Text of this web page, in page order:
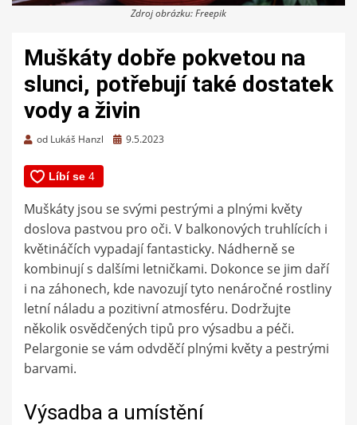
Zdroj obrázku: Freepik
Muškáty dobře pokvetou na
slunci, potřebují také dostatek
vody a živin
od Lukáš Hanzl
Zveřejněno
9.5.2023
Muškáty jsou se svými pestrými a plnými květy
doslova pastvou pro oči. V balkonových truhlících i
květináčích vypadají fantasticky. Nádherně se
kombinují s dalšími letničkami. Dokonce se jim daří
i na záhonech, kde navozují tyto nenáročné rostliny
letní náladu a pozitivní atmosféru. Dodržujte
několik osvědčených tipů pro výsadbu a péči.
Pelargonie se vám odvděčí plnými květy a pestrými
barvami.
Výsadba a umístění